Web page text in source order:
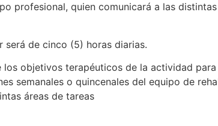
profesional, quien comunicará a las
será de cinco (5) horas diarias.
los objetivos terapéuticos de la actividad
semanales o quincenales del equipo de
áreas de tareas